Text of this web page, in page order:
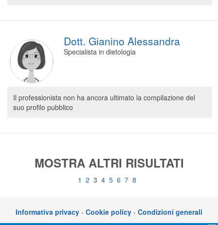
Dott. Gianino Alessandra
Specialista in dietologia
Il professionista non ha ancora ultimato la compilazione del
suo profilo pubblico
MOSTRA ALTRI RISULTATI
1 2 3 4 5 6 7 8
Informativa privacy - Cookie policy - Condizioni generali